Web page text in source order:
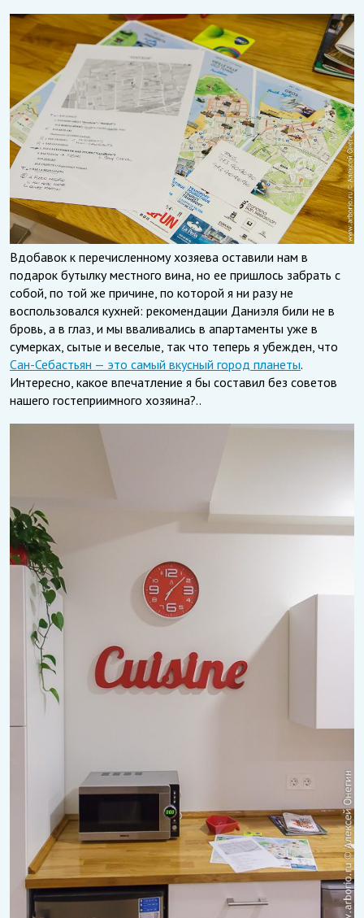
Вдобавок к перечисленному хозяева оставили нам в
подарок бутылку местного вина, но ее пришлось забрать с
собой, по той же причине, по которой я ни разу не
воспользовался кухней: рекомендации Даниэля били не в
бровь, а в глаз, и мы вваливались в апартаменты уже в
сумерках, сытые и веселые, так что теперь я убежден, что
Сан-Себастьян — это самый вкусный город планеты.
Интересно, какое впечатление я бы составил без советов
нашего гостеприимного хозяина?..